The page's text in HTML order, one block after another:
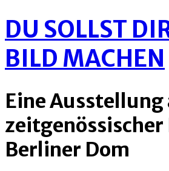
DU SOLLST
BILD MACHEN
Eine Ausstellung
Berliner Dom